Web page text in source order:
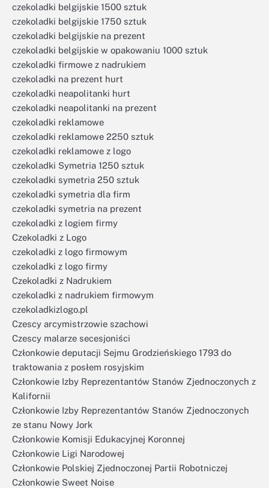
czekoladki belgijskie 1500 sztuk
czekoladki belgijskie 1750 sztuk
czekoladki belgijskie na prezent
czekoladki belgijskie w opakowaniu 1000 sztuk
czekoladki firmowe z nadrukiem
czekoladki na prezent hurt
czekoladki neapolitanki hurt
czekoladki neapolitanki na prezent
czekoladki reklamowe
czekoladki reklamowe 2250 sztuk
czekoladki reklamowe z logo
czekoladki Symetria 1250 sztuk
czekoladki symetria 250 sztuk
czekoladki symetria dla firm
czekoladki symetria na prezent
czekoladki z logiem firmy
Czekoladki z Logo
czekoladki z logo firmowym
czekoladki z logo firmy
Czekoladki z Nadrukiem
czekoladki z nadrukiem firmowym
czekoladkizlogo.pl
Czescy arcymistrzowie szachowi
Czescy malarze secesjoniści
Członkowie deputacji Sejmu Grodzieńskiego 1793 do
traktowania z posłem rosyjskim
Członkowie Izby Reprezentantów Stanów Zjednoczonych z
Kalifornii
Członkowie Izby Reprezentantów Stanów Zjednoczonych
ze stanu Nowy Jork
Członkowie Komisji Edukacyjnej Koronnej
Członkowie Ligi Narodowej
Członkowie Polskiej Zjednoczonej Partii Robotniczej
Członkowie Sweet Noise